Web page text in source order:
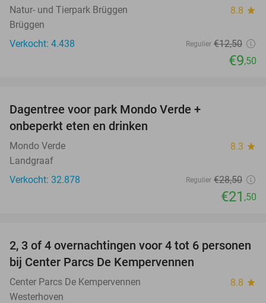
Natur- und Tierpark Brüggen 8.8 star
Brüggen
Verkocht: 4.438
Regulier €12,50
€9,50
Dagentree voor park Mondo Verde +
onbeperkt eten en drinken
Mondo Verde 8.3 star
Landgraaf
Verkocht: 32.878
Regulier €28,50
€21 ,50
2, 3 of 4 overnachtingen voor 4 tot 6 personen
bij Center Parcs De Kempervennen
Center Parcs De Kempervennen 8.8 star
Westerhoven